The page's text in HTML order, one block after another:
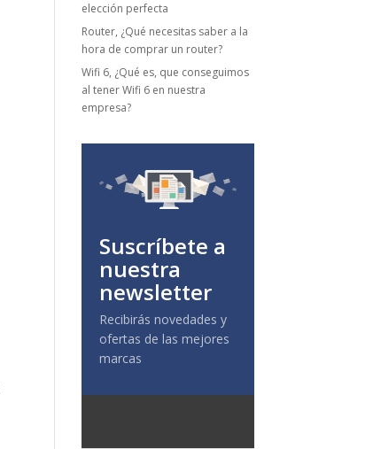
elección perfecta
Router, ¿Qué necesitas saber a la
hora de comprar un router?
Wifi 6, ¿Qué es, que conseguimos
al tener Wifi 6 en nuestra
empresa?
Suscríbete a
nuestra
newsletter
Recibirás novedades y
ofertas de las mejores
marcas